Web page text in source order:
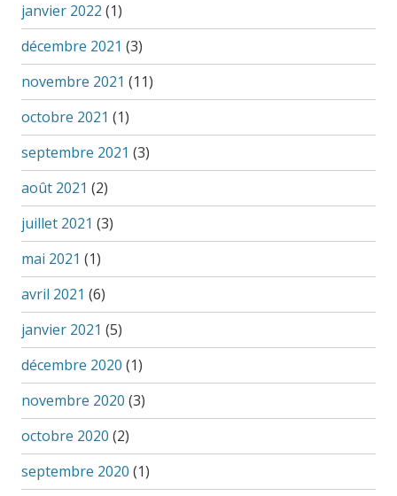
janvier 2022 (1)
décembre 2021 (3)
novembre 2021 (11)
octobre 2021 (1)
septembre 2021 (3)
août 2021 (2)
juillet 2021 (3)
mai 2021 (1)
avril 2021 (6)
janvier 2021 (5)
décembre 2020 (1)
novembre 2020 (3)
octobre 2020 (2)
septembre 2020 (1)